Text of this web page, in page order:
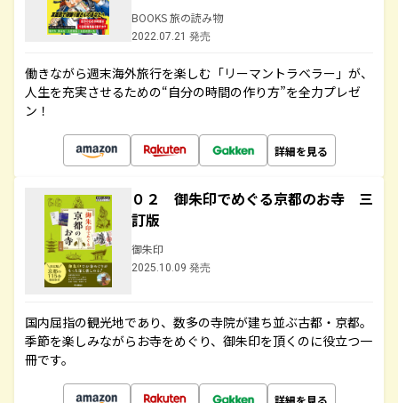
BOOKS 旅の読み物
2022.07.21 発売
働きながら週末海外旅行を楽しむ「リーマントラベラー」が、
人生を充実させるための“自分の時間の作り方”を全力プレゼ
ン！
詳細を見る
０２ 御朱印でめぐる京都のお寺 三
訂版
御朱印
2025.10.09 発売
国内屈指の観光地であり、数多の寺院が建ち並ぶ古都・京都。
季節を楽しみながらお寺をめぐり、御朱印を頂くのに役立つ一
冊です。
詳細を見る